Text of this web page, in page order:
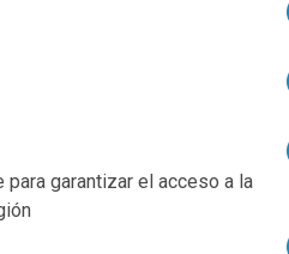
garantizar el acceso a la